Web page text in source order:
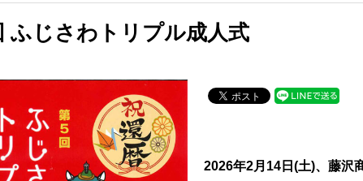
ふじさわトリプル成人式
2026年2月14日(土)、藤沢